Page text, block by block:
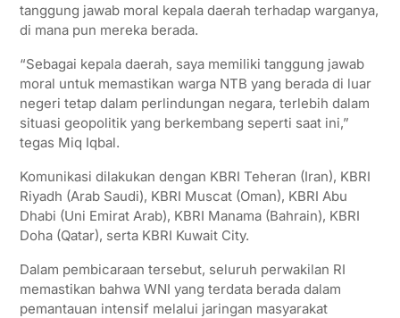
tanggung jawab moral kepala daerah terhadap warganya,
di mana pun mereka berada.
“Sebagai kepala daerah, saya memiliki tanggung jawab
moral untuk memastikan warga NTB yang berada di luar
negeri tetap dalam perlindungan negara, terlebih dalam
situasi geopolitik yang berkembang seperti saat ini,”
tegas Miq Iqbal.
Komunikasi dilakukan dengan KBRI Teheran (Iran), KBRI
Riyadh (Arab Saudi), KBRI Muscat (Oman), KBRI Abu
Dhabi (Uni Emirat Arab), KBRI Manama (Bahrain), KBRI
Doha (Qatar), serta KBRI Kuwait City.
Dalam pembicaraan tersebut, seluruh perwakilan RI
memastikan bahwa WNI yang terdata berada dalam
pemantauan intensif melalui jaringan masyarakat